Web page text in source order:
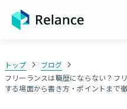
トップ
ブログ
フリーランスは職歴にならない？フ
する場面から書き方・ポイントまで